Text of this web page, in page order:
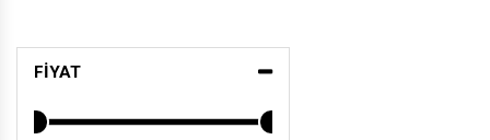
FİYAT